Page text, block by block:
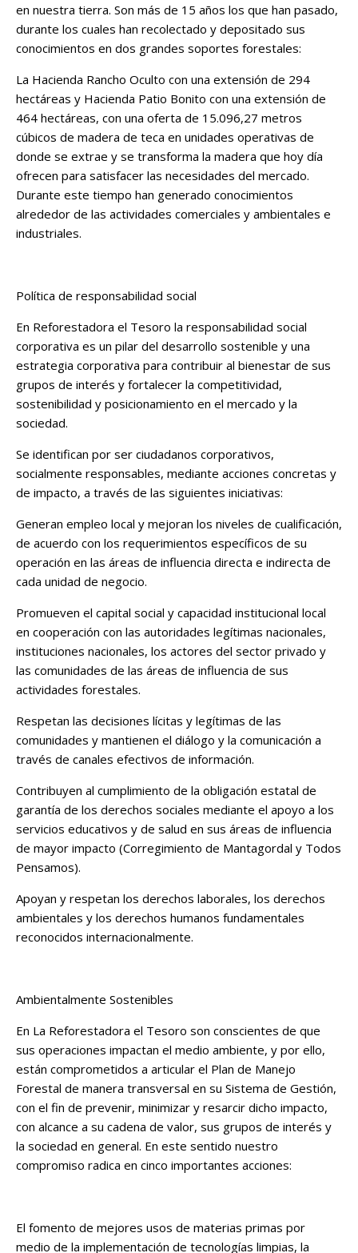
en nuestra tierra. Son más de 15 años los que han pasado,
durante los cuales han recolectado y depositado sus
conocimientos en dos grandes soportes forestales:
La Hacienda Rancho Oculto con una extensión de 294
hectáreas y Hacienda Patio Bonito con una extensión de
464 hectáreas, con una oferta de 15.096,27 metros
cúbicos de madera de teca en unidades operativas de
donde se extrae y se transforma la madera que hoy día
ofrecen para satisfacer las necesidades del mercado.
Durante este tiempo han generado conocimientos
alrededor de las actividades comerciales y ambientales e
industriales.
Política de responsabilidad social
En Reforestadora el Tesoro la responsabilidad social
corporativa es un pilar del desarrollo sostenible y una
estrategia corporativa para contribuir al bienestar de sus
grupos de interés y fortalecer la competitividad,
sostenibilidad y posicionamiento en el mercado y la
sociedad.
Se identifican por ser ciudadanos corporativos,
socialmente responsables, mediante acciones concretas y
de impacto, a través de las siguientes iniciativas:
Generan empleo local y mejoran los niveles de cualificación,
de acuerdo con los requerimientos específicos de su
operación en las áreas de influencia directa e indirecta de
cada unidad de negocio.
Promueven el capital social y capacidad institucional local
en cooperación con las autoridades legítimas nacionales,
instituciones nacionales, los actores del sector privado y
las comunidades de las áreas de influencia de sus
actividades forestales.
Respetan las decisiones lícitas y legítimas de las
comunidades y mantienen el diálogo y la comunicación a
través de canales efectivos de información.
Contribuyen al cumplimiento de la obligación estatal de
garantía de los derechos sociales mediante el apoyo a los
servicios educativos y de salud en sus áreas de influencia
de mayor impacto (Corregimiento de Mantagordal y Todos
Pensamos).
Apoyan y respetan los derechos laborales, los derechos
ambientales y los derechos humanos fundamentales
reconocidos internacionalmente.
Ambientalmente Sostenibles
En La Reforestadora el Tesoro son conscientes de que
sus operaciones impactan el medio ambiente, y por ello,
están comprometidos a articular el Plan de Manejo
Forestal de manera transversal en su Sistema de Gestión,
con el fin de prevenir, minimizar y resarcir dicho impacto,
con alcance a su cadena de valor, sus grupos de interés y
la sociedad en general. En este sentido nuestro
compromiso radica en cinco importantes acciones:
El fomento de mejores usos de materias primas por
medio de la implementación de tecnologías limpias, la